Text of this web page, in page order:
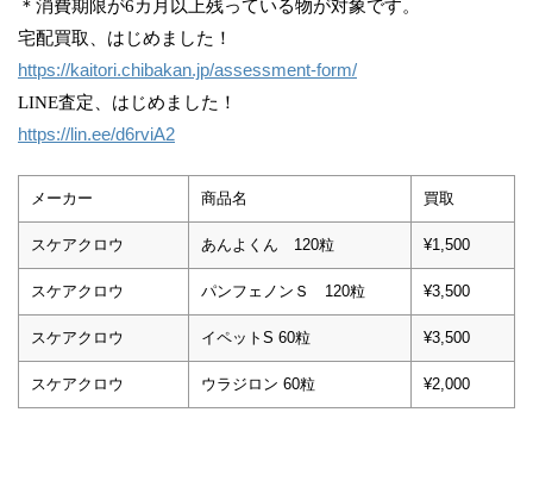
＊消費期限が6カ月以上残っている物が対象です。
宅配買取、はじめました！
https://kaitori.chibakan.jp/assessment-form/
LINE査定、はじめました！
https://lin.ee/d6rviA2
メーカー 商品名 買取
スケアクロウ あんよくん 120粒 ¥1,500
スケアクロウ パンフェノンＳ 120粒 ¥3,500
スケアクロウ イペットS 60粒 ¥3,500
スケアクロウ ウラジロン 60粒 ¥2,000